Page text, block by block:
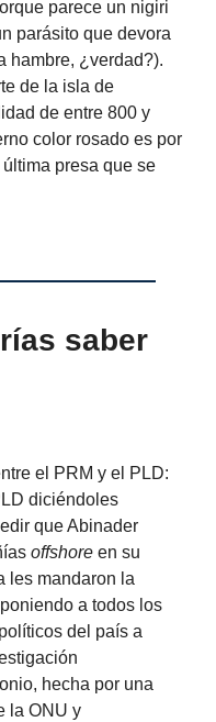
parece un nigiri
parásito que devora
hambre, ¿verdad?).
de la isla de
de entre 800 y
color rosado es por
presa que se
saber
el PRM y el PLD:
diciéndoles
que Abinader
offshore en su
les mandaron la
a todos los
del país a
hecha por una
la ONU y